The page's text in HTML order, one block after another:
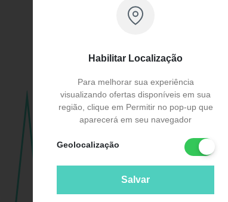
Habilitar Localização
Para melhorar sua experiência
visualizando ofertas disponíveis em sua
região, clique em Permitir no pop-up que
aparecerá em seu navegador
Geolocalização
Salvar
EAN: